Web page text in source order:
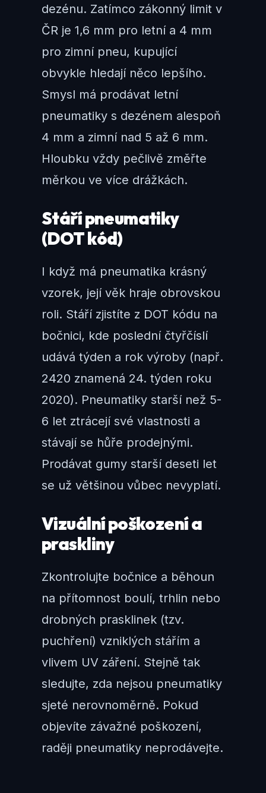
dezénu. Zatímco zákonný limit v
ČR je 1,6 mm pro letní a 4 mm
pro zimní pneu, kupující
obvykle hledají něco lepšího.
Smysl má prodávat letní
pneumatiky s dezénem alespoň
4 mm a zimní nad 5 až 6 mm.
Hloubku vždy pečlivě změřte
měrkou ve více drážkách.
Stáří pneumatiky
(DOT kód)
I když má pneumatika krásný
vzorek, její věk hraje obrovskou
roli. Stáří zjistíte z DOT kódu na
bočnici, kde poslední čtyřčíslí
udává týden a rok výroby (např.
2420 znamená 24. týden roku
2020). Pneumatiky starší než 5-
6 let ztrácejí své vlastnosti a
stávají se hůře prodejnými.
Prodávat gumy starší deseti let
se už většinou vůbec nevyplatí.
Vizuální poškození a
praskliny
Zkontrolujte bočnice a běhoun
na přítomnost boulí, trhlin nebo
drobných prasklinek (tzv.
puchření) vzniklých stářím a
vlivem UV záření. Stejně tak
sledujte, zda nejsou pneumatiky
sjeté nerovnoměrně. Pokud
objevíte závažné poškození,
raději pneumatiky neprodávejte.